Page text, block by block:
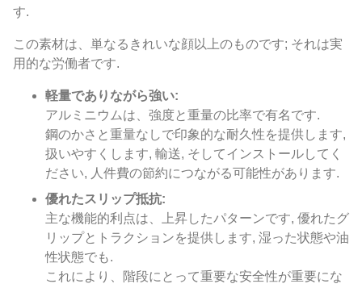
す.
この素材は、単なるきれいな顔以上のものです; それは実
用的な労働者です.
軽量でありながら強い:
アルミニウムは、強度と重量の比率で有名です.
鋼のかさと重量なしで印象的な耐久性を提供します,
扱いやすくします, 輸送, そしてインストールしてく
ださい, 人件費の節約につながる可能性があります.
優れたスリップ抵抗:
主な機能的利点は、上昇したパターンです, 優れたグ
リップとトラクションを提供します, 湿った状態や油
性状態でも.
これにより、階段にとって重要な安全性が重要にな